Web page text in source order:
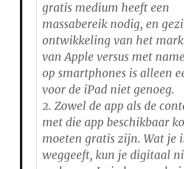
gratis medium heeft een
massabereik nodig, en
ontwikkeling van het
van Apple versus met
op smartphones is alleen
voor de iPad niet genoeg.
2. Zowel de app als de
met die app beschikbaar
moeten gratis zijn. Wat je
weggeeft, kun je digitaal